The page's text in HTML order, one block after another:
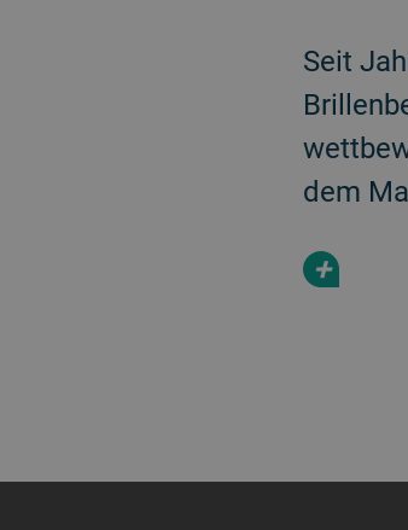
Seit
dem
+